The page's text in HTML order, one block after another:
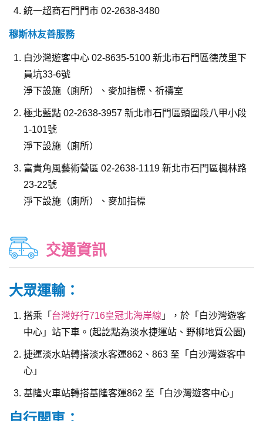
統一超商石門門市 02-2638-3480
穆斯林友善服務
白沙灣遊客中心 02-8635-5100 新北市石門區德茂里下
員坑33-6號
淨下設施（廁所）、麥加指標、祈禱室
極北藍點 02-2638-3957 新北市石門區頭圍段八甲小段
1-101號
淨下設施（廁所）
富貴角風藝術營區 02-2638-1119 新北市石門區楓林路
23-22號
淨下設施（廁所）、麥加指標
交通資訊
大眾運輸：
搭乘「 台灣好行716皇冠北海岸線 」，於「白沙灣遊客
中心」站下車。(起訖點為淡水捷運站、野柳地質公園)
捷運淡水站轉搭淡水客運862、863 至「白沙灣遊客中
心」
基隆火車站轉搭基隆客運862 至「白沙灣遊客中心」